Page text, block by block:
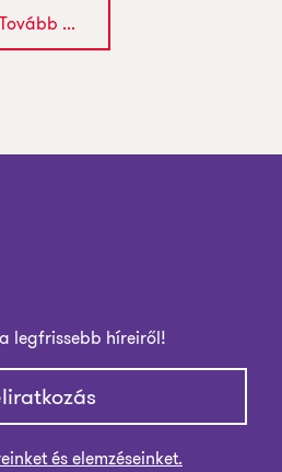
Tovább ...
legfrissebb híreiről!
és elemzéseinket.